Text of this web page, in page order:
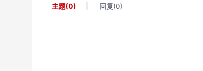
主题(0) 回复(0)